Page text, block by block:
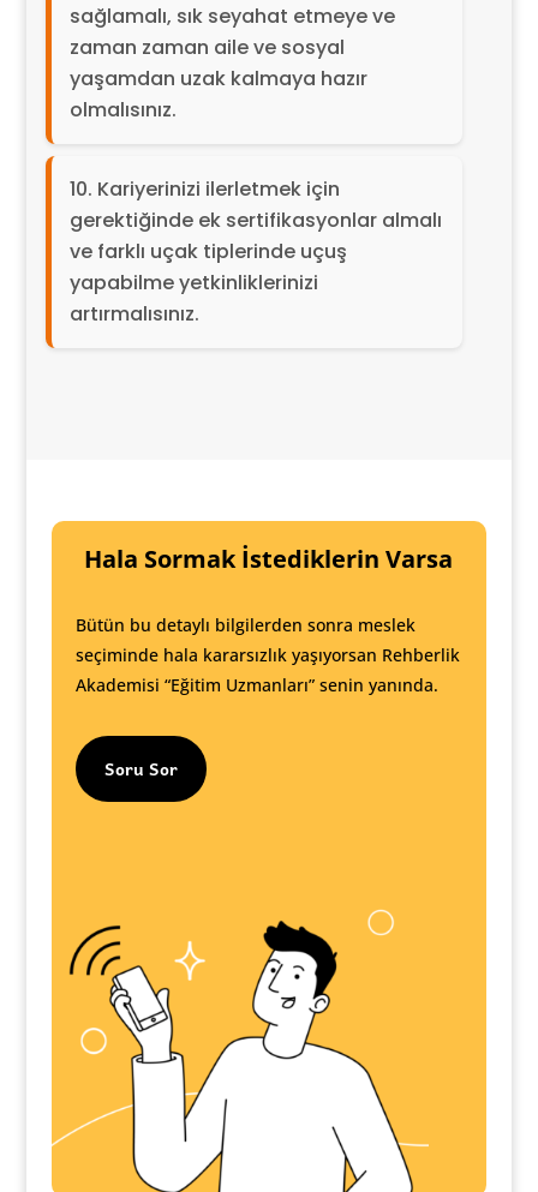
sağlamalı, sık seyahat etmeye ve
zaman zaman aile ve sosyal
yaşamdan uzak kalmaya hazır
olmalısınız.
Kariyerinizi ilerletmek için
gerektiğinde ek sertifikasyonlar almalı
ve farklı uçak tiplerinde uçuş
yapabilme yetkinliklerinizi
artırmalısınız.
Hala Sormak İstediklerin Varsa
Bütün bu detaylı bilgilerden sonra meslek
seçiminde hala kararsızlık yaşıyorsan Rehberlik
Akademisi “Eğitim Uzmanları” senin yanında.
Soru Sor